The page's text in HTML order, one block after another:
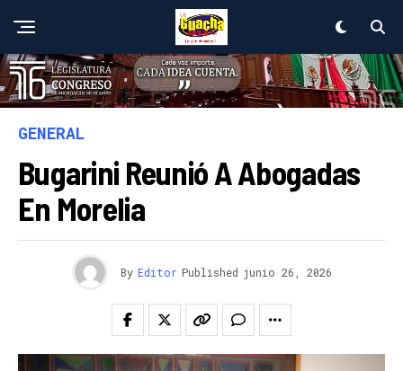
GENERAL
Bugarini Reunió A Abogadas
En Morelia
By Editor Published junio 26, 2026